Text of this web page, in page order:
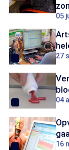
05
27
04
16